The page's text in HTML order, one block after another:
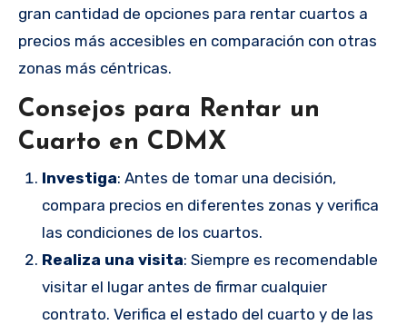
gran cantidad de opciones para rentar cuartos a
precios más accesibles en comparación con otras
zonas más céntricas.
Consejos para Rentar un
Cuarto en CDMX
Investiga: Antes de tomar una decisión,
compara precios en diferentes zonas y verifica
las condiciones de los cuartos.
Realiza una visita: Siempre es recomendable
visitar el lugar antes de firmar cualquier
contrato. Verifica el estado del cuarto y de las